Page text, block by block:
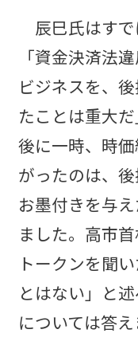
辰巳氏はすで
「資金決済法
ビジネスを、
たことは重大
後に一時、時
がったのは、
お墨付きを与
ました。高市
トークンを聞
とはない」と
については答え